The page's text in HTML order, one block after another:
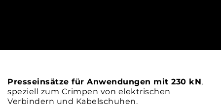
Presseinsätze für Anwendungen mit 230 kN,
speziell zum Crimpen von elektrischen
Verbindern und Kabelschuhen.